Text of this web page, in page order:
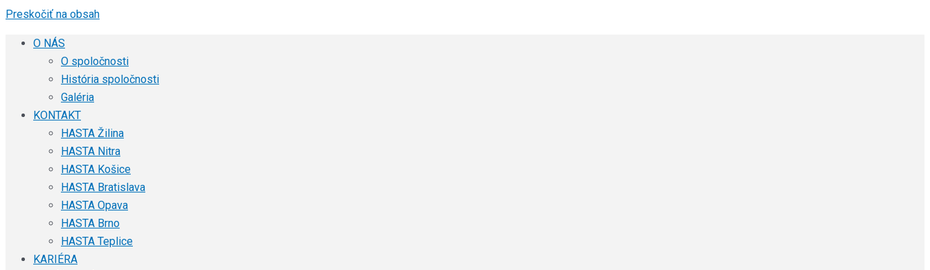
Preskočiť na obsah
O NÁS
O spoločnosti
História spoločnosti
Galéria
KONTAKT
HASTA Žilina
HASTA Nitra
HASTA Košice
HASTA Bratislava
HASTA Opava
HASTA Brno
HASTA Teplice
KARIÉRA